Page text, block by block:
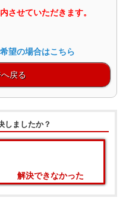
させていただきます。
望の場合はこちら
戻る
しましたか？
解決できなかった